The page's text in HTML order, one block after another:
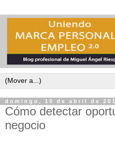
domingo, 10 de abril de
Cómo detectar
negocio